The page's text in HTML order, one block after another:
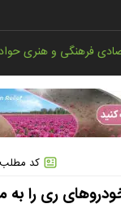
فرهنگی و هنری
کد مطلب:
ری را به